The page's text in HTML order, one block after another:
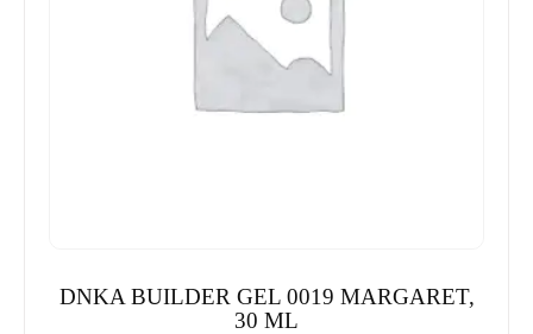
DNKA BUILDER GEL 0019 MARGARET,
30 ML